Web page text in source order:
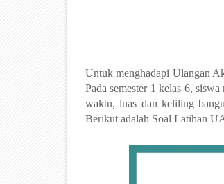
Untuk menghadapi Ulangan
Pada semester 1 kelas 6,
waktu, luas dan keliling
Berikut adalah Soal Latihan